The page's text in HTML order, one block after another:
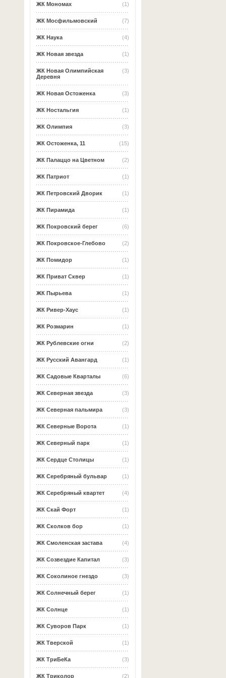
(1)
ЖК Мономах
(7)
ЖК Мосфильмовский
(4)
ЖК Наука
(1)
ЖК Новая звезда
(3)
ЖК Новая Олимпийская
Деревня
(3)
ЖК Новая Остоженка
(1)
ЖК Ностальгия
(3)
ЖК Олимпия
(15)
ЖК Остоженка, 11
(2)
ЖК Палаццо на Цветном
(1)
ЖК Патриот
(1)
ЖК Петровский Дворик
(1)
ЖК Пирамида
(6)
ЖК Покровский берег
(2)
ЖК Покровское-Глебово
(1)
ЖК Помидор
(1)
ЖК Приват Сквер
(1)
ЖК Пырьева
(1)
ЖК Ривер-Хаус
(1)
ЖК Розмарин
(2)
ЖК Рублевские огни
(1)
ЖК Русский Авангард
(6)
ЖК Садовые Кварталы
(3)
ЖК Северная звезда
(3)
ЖК Северная пальмира
(1)
ЖК Северные Ворота
(1)
ЖК Северный парк
(1)
ЖК Сердце Столицы
(1)
ЖК Серебряный бульвар
(4)
ЖК Серебряный квартет
(1)
ЖК Скай Форт
(1)
ЖК Сколков бор
(4)
ЖК Смоленская застава
(3)
ЖК Созвездие Капитал
(3)
ЖК Соколиное гнездо
(1)
ЖК Солнечный берег
(1)
ЖК Солнце
(1)
ЖК Суворов Парк
(1)
ЖК Тверской
(3)
ЖК ТриБеКа
(2)
ЖК Триколор